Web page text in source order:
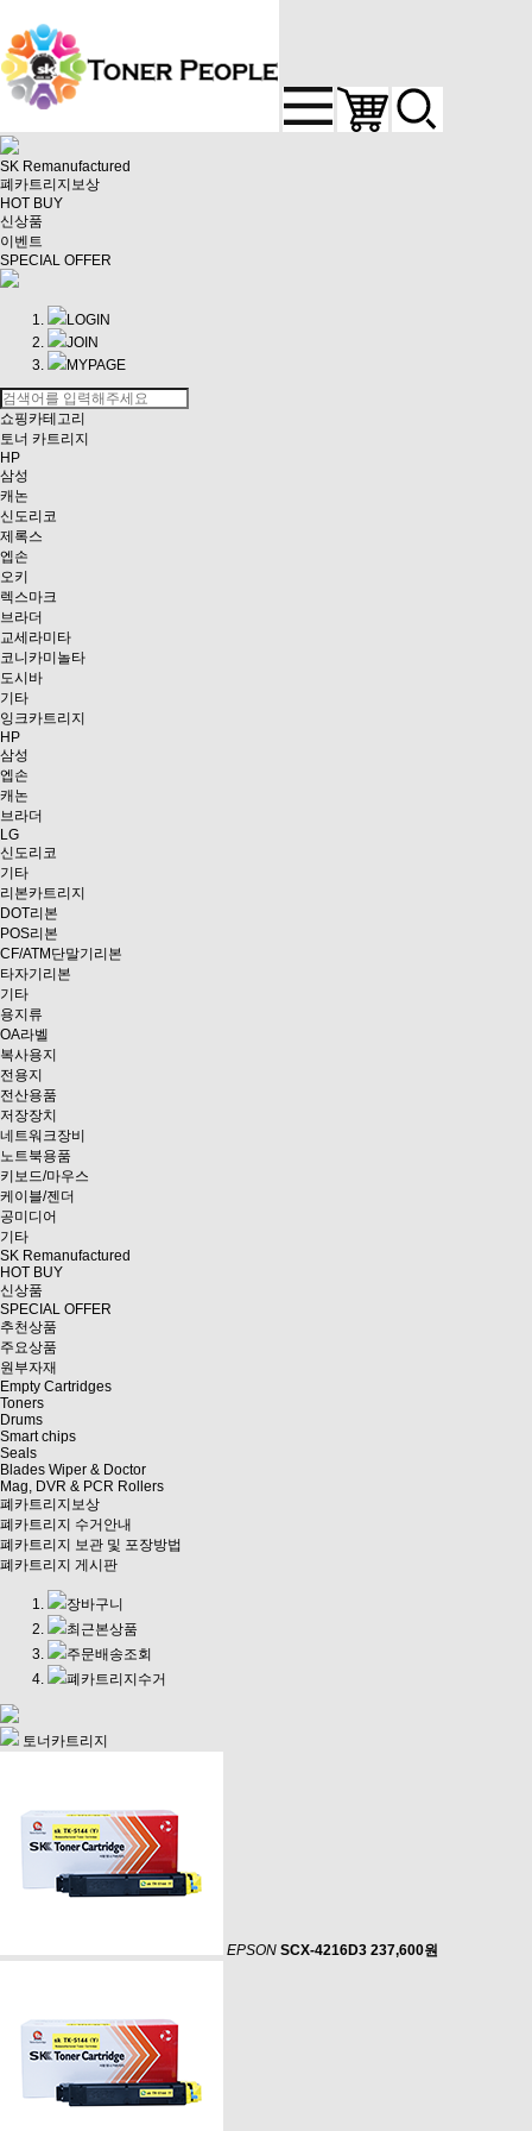
SK Remanufactured
폐카트리지보상
HOT BUY
신상품
이벤트
SPECIAL OFFER
LOGIN
JOIN
MYPAGE
쇼핑카테고리
토너 카트리지
HP
삼성
캐논
신도리코
제록스
엡손
오키
렉스마크
브라더
교세라미타
코니카미놀타
도시바
기타
잉크카트리지
HP
삼성
엡손
캐논
브라더
LG
신도리코
기타
리본카트리지
DOT리본
POS리본
CF/ATM단말기리본
타자기리본
기타
용지류
OA라벨
복사용지
전용지
전산용품
저장장치
네트워크장비
노트북용품
키보드/마우스
케이블/젠더
공미디어
기타
SK Remanufactured
HOT BUY
신상품
SPECIAL OFFER
추천상품
주요상품
원부자재
Empty Cartridges
Toners
Drums
Smart chips
Seals
Blades Wiper & Doctor
Mag, DVR & PCR Rollers
폐카트리지보상
폐카트리지 수거안내
폐카트리지 보관 및 포장방법
폐카트리지 게시판
장바구니
최근본상품
주문배송조회
폐카트리지수거
토너카트리지
EPSON SCX-4216D3 237,600원